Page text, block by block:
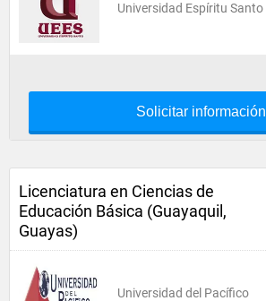
Universidad Espíritu Santo
Solicitar información
Licenciatura en Ciencias de
Educación Básica (Guayaquil,
Guayas)
Universidad del Pacífico